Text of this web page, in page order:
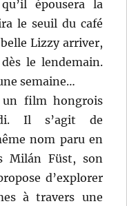
épousera la
le seuil du café
Lizzy arriver,
le lendemain.
semaine…
film hongrois
Il s’agit de
nom paru en
Milán Füst, son
d’explorer
à travers une